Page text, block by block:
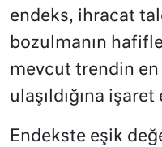
endeks, ihracat
bozulmanın
mevcut trendin en
ulaşıldığına işaret
Endekste eşik